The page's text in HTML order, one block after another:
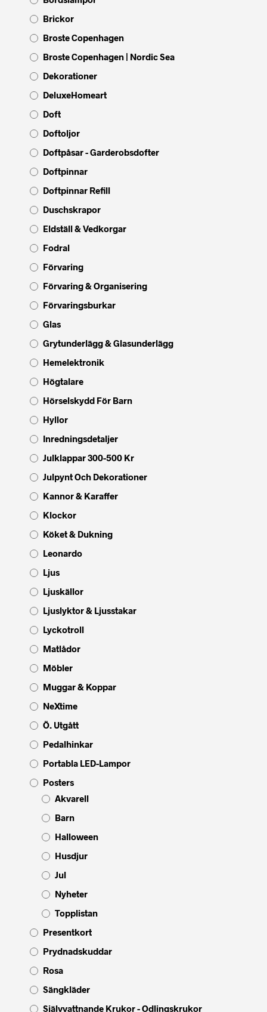
Brickor
Broste Copenhagen
Broste Copenhagen | Nordic Sea
Dekorationer
DeluxeHomeart
Doft
Doftoljor
Doftpåsar - Garderobsdofter
Doftpinnar
Doftpinnar Refill
Duschskrapor
Eldställ & Vedkorgar
Fodral
Förvaring
Förvaring & Organisering
Förvaringsburkar
Glas
Grytunderlägg & Glasunderlägg
Hemelektronik
Högtalare
Hörselskydd För Barn
Hyllor
Inredningsdetaljer
Julklappar 300-500 Kr
Julpynt Och Dekorationer
Kannor & Karaffer
Klockor
Köket & Dukning
Leonardo
Ljus
Ljuskällor
Ljuslyktor & Ljusstakar
Lyckotroll
Matlådor
Möbler
Muggar & Koppar
NeXtime
Ö. Utgått
Pedalhinkar
Portabla LED-Lampor
Posters
Akvarell
Barn
Halloween
Husdjur
Jul
Nyheter
Topplistan
Presentkort
Prydnadskuddar
Rosa
Sängkläder
Självvattnande Krukor - Odlingskrukor